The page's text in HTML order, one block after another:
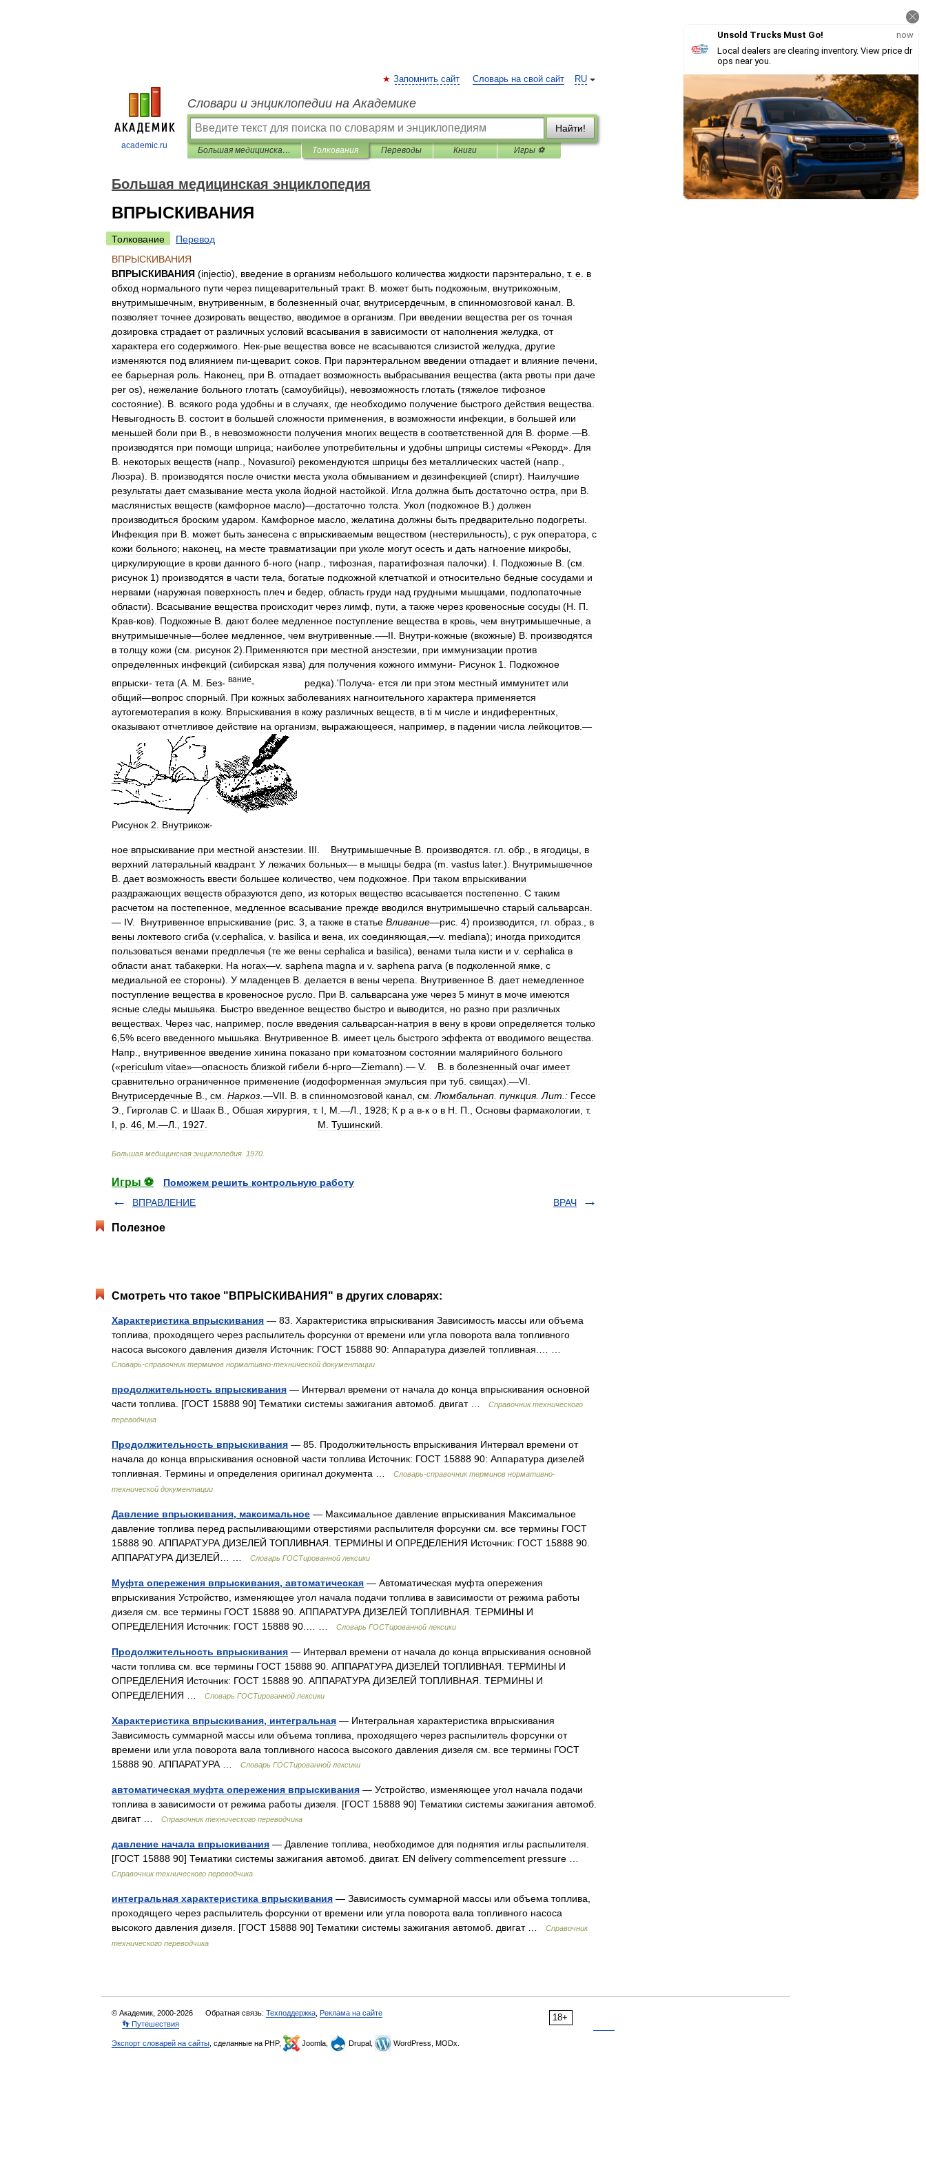
academic.ru
RU
Запомнить сайт Словарь на свой сайт
Словари и энциклопедии на Академике
Найти!
Большая медицинская энциклопедия Толкования Переводы Книги Игры ⚽
Большая медицинская энциклопедия
ВПРЫСКИВАНИЯ
Толкование
Перевод
ВПРЫСКИВАНИЯ
ВПРЫСКИВАНИЯ (injectio), введение в организм небольшого количества жидкости парэнтерально т. е в
обход нормального пути через пищеварительный тракт. В может быть подкожным внутрикожным
внутримышечным
внутривенным в болезненный очаг, внутрисердечным в спинномозговой канал В
позволяет точнее дозировать вещество вводимое в организм При введении вещества per os точная
дозировка страдает от различных условий всасывания в зависимости от наполнения желудка от
характера его содержимого Нек-рые вещества вовсе не всасываются слизистой желудка
другие
изменяются под влиянием пи-щеварит. соков При парэнтеральном введении отпадает и влияние печени
ее барьерная роль Наконец при В отпадает возможность выбрасывания вещества (акта рвоты при даче
per os), нежелание больного глотать (самоубийцы), невозможность глотать (тяжелое тифозное
состояние). В всякого рода удобны и в случаях где необходимо получение быстрого действия вещества
Невыгодность В состоит в большей сложности применения в возможности инфекции в большей или
меньшей боли при В в невозможности получения многих веществ в соответственной для В форме .—В
производятся при помощи шприца; наиболее употребительны и удобны шприцы системы «Рекорд». Для
В некоторых веществ (напр Novasuroi) рекомендуются шприцы без металлических частей (напр
Люэра). В производятся после очистки места укола обмыванием и дезинфекцией (спирт). Наилучшие
результаты дает смазывание места укола йодной настойкой Игла должна быть достаточно остра при В
маслянистых веществ (камфорное масло)—достаточно толста Укол (подкожное В .) должен
производиться броским ударом Камфорное масло желатина должны быть предварительно подогреты
Инфекция при В может быть занесена с впрыскиваемым веществом (нестерильность), с рук оператора с
кожи больного; наконец на месте травматизации при уколе могут осесть и дать нагноение микробы
циркулирующие в крови данного б-ного (напр тифозная паратифозная палочки). I Подкожные В . (см
рисунок 1) производятся в части тела богатые подкожной клетчаткой и относительно бедные сосудами и
нервами (наружная поверхность плеч и бедер область груди над грудными мышцами
подлопаточные
области). Всасывание вещества происходит через лимф пути а также через кровеносные сосуды (Н П
Крав-ков). Подкожные В дают более медленное поступление вещества в кровь чем внутримышечные а
внутримышечные—более медленное чем внутривенные .-—II Внутри-кожные (вкожные) В производятся
в толщу кожи (см рисунок 2). Применяются при местной анэстезии при иммунизации против
определенных инфекций (сибирская язва) для получения кожного иммуни- Рисунок 1
Подкожное
впрыски- тета (А М Без- вание- редка).'Получа- ется ли при этом местный иммунитет или
общий—вопрос спорный При кожных заболеваниях нагноительного характера применяется
аутогемотерапия в кожу. Впрыскивания в кожу различных веществ в ti м числе и индиферентных
оказывают отчетливое действие на организм выражающееся например в падении числа лейкоцитов .—
Рисунок 2 Внутрикож-
ное впрыскивание при местной анэстезии III Внутримышечные В производятся гл обр в ягодицы в
верхний латеральный квадрант. У лежачих больных— в мышцы бедра (m vastus later.). Внутримышечное
В дает возможность ввести большее количество чем подкожное При таком впрыскивании
раздражающих веществ образуются депо из которых вещество всасывается постепенно С таким
расчетом на постепенное медленное всасывание прежде вводился внутримышечно старый сальварсан
— IV. Внутривенное впрыскивание (рис 3 а также в статье Вливание—рис 4) производится гл образ
в
вены локтевого сгиба (v.cephalica v. basilica и вена их соединяющая ,—v. mediana); иногда приходится
пользоваться венами предплечья (те же вены cephalica и basilica), венами тыла кисти и v. cephalica в
области анат. табакерки На ногах—v. saphena magna и v. saphena parva (в подколенной ямке с
медиальной ее стороны). У младенцев В делается в вены черепа Внутривенное В дает немедленное
поступление вещества в кровеносное русло При В сальварсана уже через 5 минут в моче имеются
ясные следы мышьяка Быстро введенное вещество быстро и выводится но разно при различных
веществах Через час например после введения сальварсан-натрия в вену в крови определяется только
6 5% всего введенного мышьяка Внутривенное В имеет цель быстрого эффекта от вводимого вещества
Напр
внутривенное введение хинина показано при коматозном состоянии малярийного больного
(«periculum vitae»—опасность близкой гибели б-нрго—Ziemann).— V. В в болезненный очаг имеет
сравнительно ограниченное применение (иодоформенная эмульсия при туб свищах).—VI
Внутрисердечные В см Наркоз —VII В в спинномозговой канал см Люмбальнап пункция. Лит : Гессе
Э
Гирголав С и Шаак В Обшая хирургия т. I М .—Л 1928; К р а в-к о в Н П Основы фармакологии т.
I
р 46 М .—Л 1927 М Тушинский
Большая медицинская энциклопедия 1970
Игры ⚽
Поможем решить контрольную работу
ВПРАВЛЕНИЕ
ВРАЧ
Полезное
Смотреть что такое "ВПРЫСКИВАНИЯ" в других словарях:
Характеристика впрыскивания — 83. Характеристика впрыскивания Зависимость массы или объема
топлива, проходящего через распылитель форсунки от времени или угла поворота вала топливного
насоса высокого давления дизеля Источник: ГОСТ 15888 90: Аппаратура дизелей топливная.… …
Словарь-справочник терминов нормативно-технической документации
продолжительность впрыскивания — Интервал времени от начала до конца впрыскивания основной
части топлива. [ГОСТ 15888 90] Тематики системы зажигания автомоб. двигат …
Справочник технического
переводчика
Продолжительность впрыскивания — 85. Продолжительность впрыскивания Интервал времени от
начала до конца впрыскивания основной части топлива Источник: ГОСТ 15888 90: Аппаратура дизелей
топливная. Термины и определения оригинал документа …
Словарь-справочник терминов нормативно-
технической документации
Давление впрыскивания, максимальное — Максимальное давление впрыскивания Максимальное
давление топлива перед распыливающими отверстиями распылителя форсунки см. все термины ГОСТ
15888 90. АППАРАТУРА ДИЗЕЛЕЙ ТОПЛИВНАЯ. ТЕРМИНЫ И ОПРЕДЕЛЕНИЯ Источник: ГОСТ 15888 90.
АППАРАТУРА ДИЗЕЛЕЙ… …
Словарь ГОСТированной лексики
Муфта опережения впрыскивания, автоматическая — Автоматическая муфта опережения
впрыскивания Устройство, изменяющее угол начала подачи топлива в зависимости от режима работы
дизеля см. все термины ГОСТ 15888 90. АППАРАТУРА ДИЗЕЛЕЙ ТОПЛИВНАЯ. ТЕРМИНЫ И
ОПРЕДЕЛЕНИЯ Источник: ГОСТ 15888 90.… …
Словарь ГОСТированной лексики
Продолжительность впрыскивания — Интервал времени от начала до конца впрыскивания основной
части топлива см. все термины ГОСТ 15888 90. АППАРАТУРА ДИЗЕЛЕЙ ТОПЛИВНАЯ. ТЕРМИНЫ И
ОПРЕДЕЛЕНИЯ Источник: ГОСТ 15888 90. АППАРАТУРА ДИЗЕЛЕЙ ТОПЛИВНАЯ. ТЕРМИНЫ И
ОПРЕДЕЛЕНИЯ …
Словарь ГОСТированной лексики
Характеристика впрыскивания, интегральная — Интегральная характеристика впрыскивания
Зависимость суммарной массы или объема топлива, проходящего через распылитель форсунки от
времени или угла поворота вала топливного насоса высокого давления дизеля см. все термины ГОСТ
15888 90. АППАРАТУРА …
Словарь ГОСТированной лексики
автоматическая муфта опережения впрыскивания — Устройство, изменяющее угол начала подачи
топлива в зависимости от режима работы дизеля. [ГОСТ 15888 90] Тематики системы зажигания автомоб.
двигат …
Справочник технического переводчика
давление начала впрыскивания — Давление топлива, необходимое для поднятия иглы распылителя.
[ГОСТ 15888 90] Тематики системы зажигания автомоб. двигат. EN delivery commencement pressure …
Справочник технического переводчика
интегральная характеристика впрыскивания — Зависимость суммарной массы или объема топлива,
проходящего через распылитель форсунки от времени или угла поворота вала топливного насоса
высокого давления дизеля. [ГОСТ 15888 90] Тематики системы зажигания автомоб. двигат …
Справочник
технического переводчика
18+
© Академик, 2000-2026 Обратная связь: Техподдержка Реклама на сайте
👣 Путешествия
Экспорт словарей на сайты , сделанные на PHP, Joomla, Drupal, WordPress, MODx.